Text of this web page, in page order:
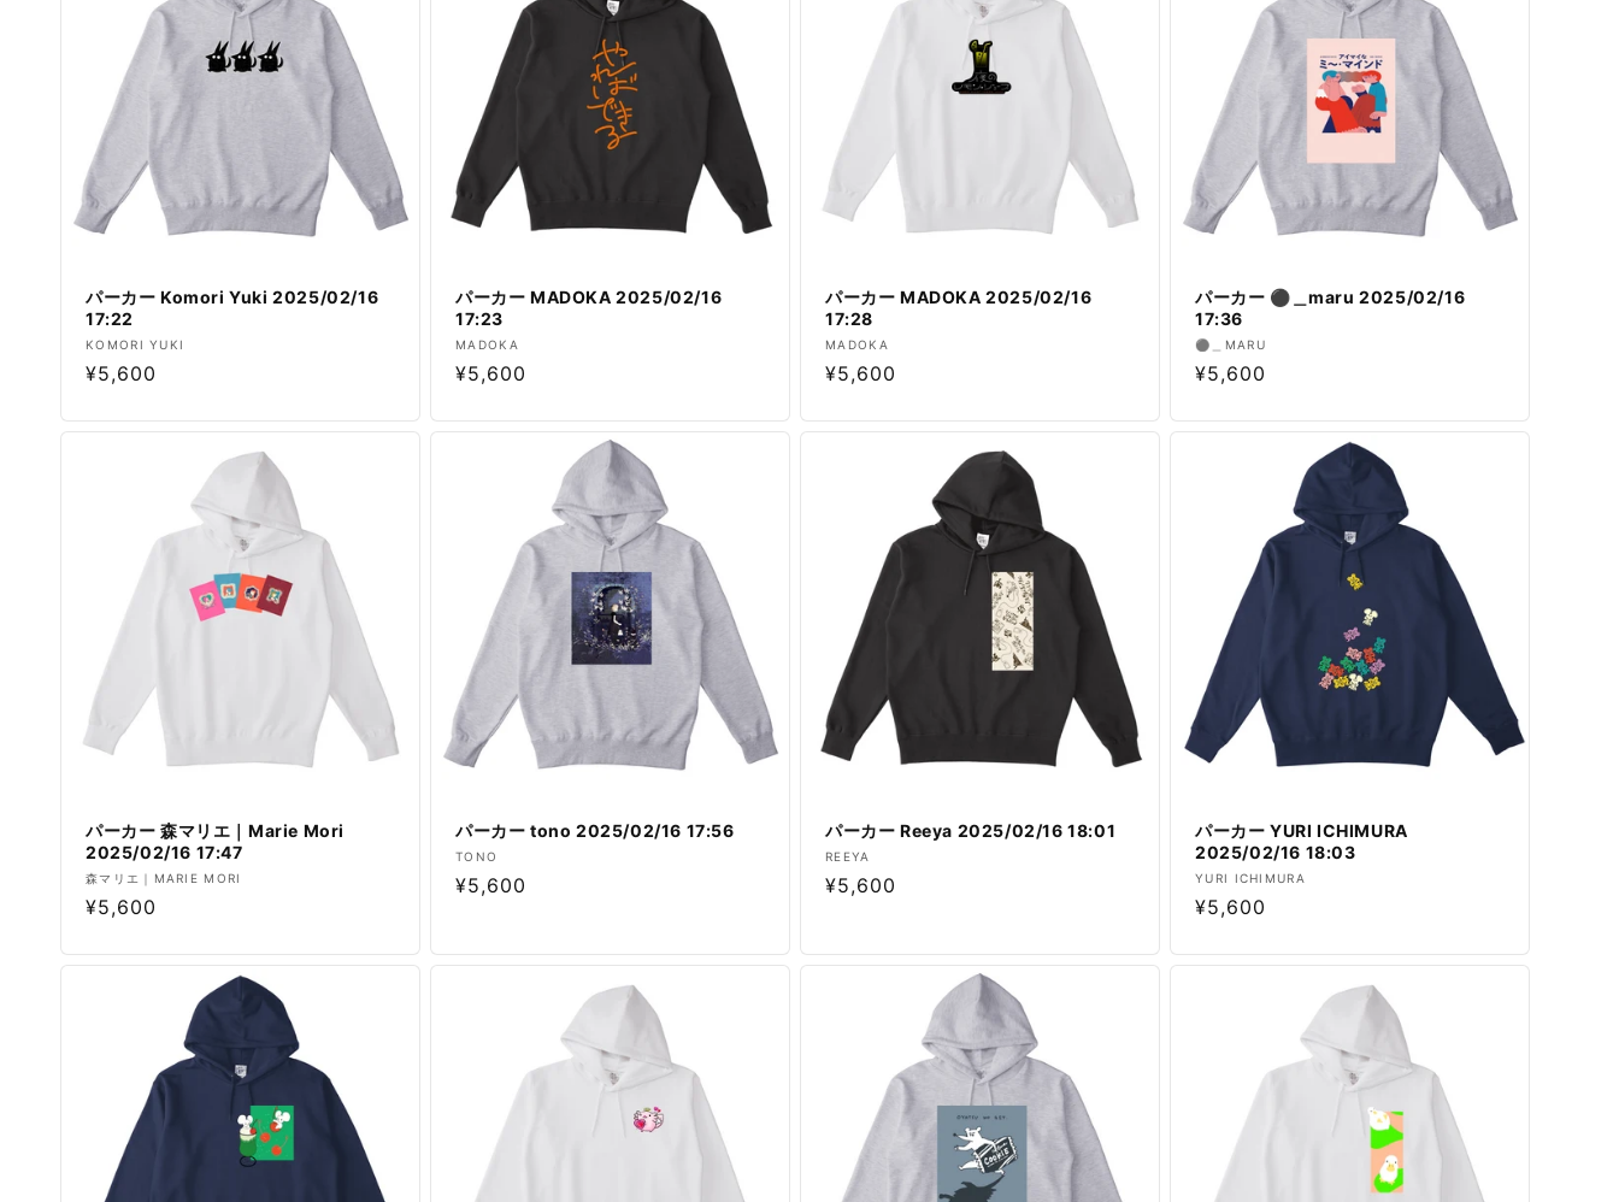
パーカー Komori Yuki 2025/02/16
17:22
販
売
KOMORI YUKI
通
価
¥5,600
パーカー MADOKA 2025/02/16
17:23
販
売
MADOKA
通
価
¥5,600
パーカー MADOKA 2025/02/16
17:28
販
売
MADOKA
通
価
¥5,600
パーカー ⚫︎＿maru 2025/02/16
17:36
販
売
⚫︎＿MARU
通
価
¥5,600
パーカー 森マリエ｜Marie Mori
2025/02/16 17:47
販
売
森マリエ｜MARIE MORI
通
価
¥5,600
パーカー tono 2025/02/16 17:56
販
売
TONO
通
格
¥5,600
パーカー Reeya 2025/02/16 18:01
販
売
REEYA
通
格
¥5,600
パーカー YURI ICHIMURA
2025/02/16 18:03
販
売
YURI ICHIMURA
通
価
¥5,600